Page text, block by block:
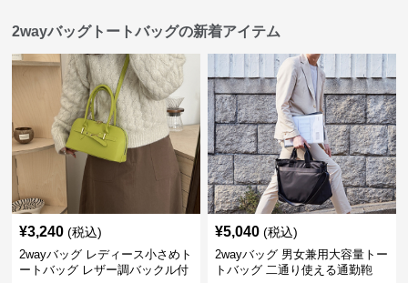
2wayバッグトートバッグの新着アイテム
¥3,240 (税込)
2wayバッグ レディース小さめト
ートバッグ レザー調バックル付
¥5,040 (税込)
2wayバッグ 男女兼用大容量トー
トバッグ 二通り使える通勤鞄